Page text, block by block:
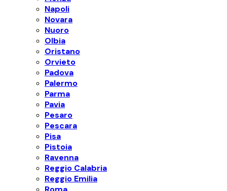
Napoli
Novara
Nuoro
Olbia
Oristano
Orvieto
Padova
Palermo
Parma
Pavia
Pesaro
Pescara
Pisa
Pistoia
Ravenna
Reggio Calabria
Reggio Emilia